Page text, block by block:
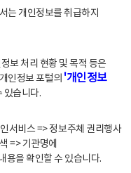
개인정보를 취급하지
보 처리 현황 및 목적 등은
인정보 포털의 '개인정보
있습니다.
비스 => 정보주체 권리행사
=> 기관명에
용을 확인할 수 있습니다.